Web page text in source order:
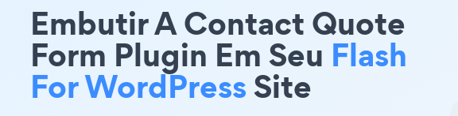
Embutir A Contact Quote
Form Plugin Em Seu Flash
For WordPressSite